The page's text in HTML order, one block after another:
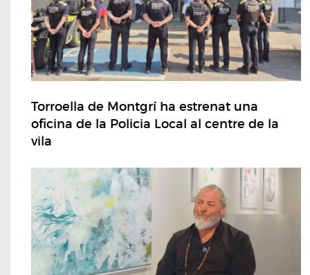
Torroella de Montgrí ha estrenat una
oficina de la Policia Local al centre de la
vila